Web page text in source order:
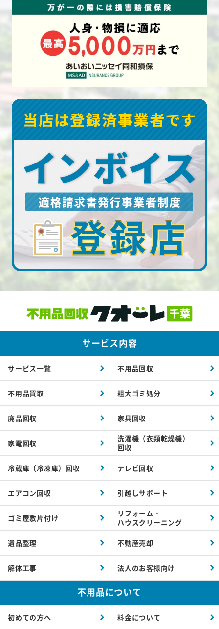
サービス内容
サービス一覧 不用品回収
不用品買取 粗大ゴミ処分
廃品回収 家具回収
家電回収
洗濯機（衣類乾燥機）
回収
冷蔵庫（冷凍庫）回収 テレビ回収
エアコン回収 引越しサポート
ゴミ屋敷片付け
リフォーム・
ハウスクリーニング
遺品整理 不動産売却
解体工事 法人のお客様向け
不用品について
初めての方へ 料金について